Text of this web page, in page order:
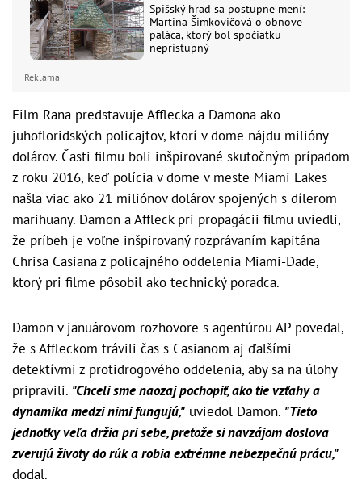
Spišský hrad sa postupne mení:
Martina Šimkovičová o obnove
paláca, ktorý bol spočiatku
neprístupný
Reklama
Film Rana predstavuje Afflecka a Damona ako
juhofloridských policajtov, ktorí v dome nájdu milióny
dolárov. Časti filmu boli inšpirované skutočným prípadom
z roku 2016, keď polícia v dome v meste Miami Lakes
našla viac ako 21 miliónov dolárov spojených s dílerom
marihuany. Damon a Affleck pri propagácii filmu uviedli,
že príbeh je voľne inšpirovaný rozprávaním kapitána
Chrisa Casiana z policajného oddelenia Miami-Dade,
ktorý pri filme pôsobil ako technický poradca.
Damon v januárovom rozhovore s agentúrou AP povedal,
že s Affleckom trávili čas s Casianom aj ďalšími
detektívmi z protidrogového oddelenia, aby sa na úlohy
pripravili. "Chceli sme naozaj pochopiť, ako tie vzťahy a
dynamika medzi nimi fungujú," uviedol Damon. "Tieto
jednotky veľa držia pri sebe, pretože si navzájom doslova
zverujú životy do rúk a robia extrémne nebezpečnú prácu,"
dodal.